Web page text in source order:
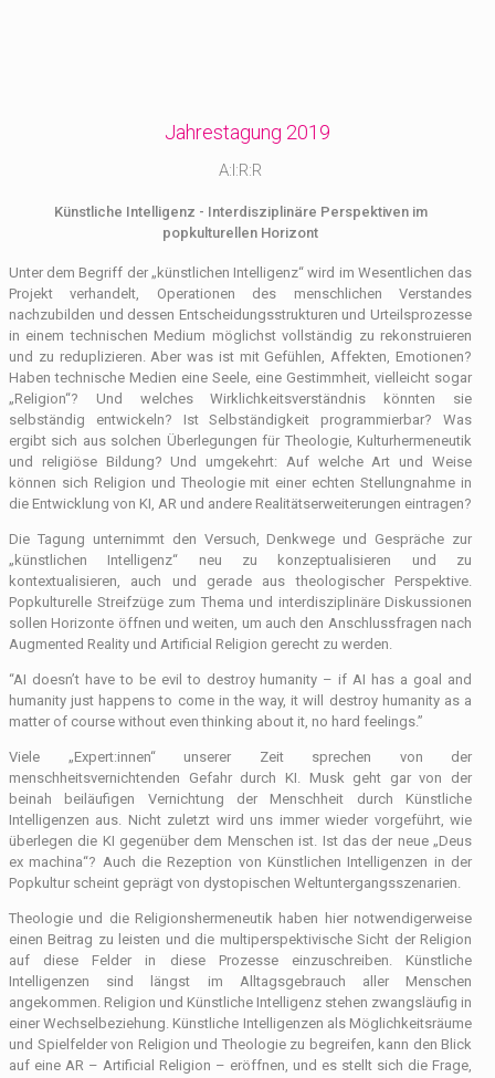
Jahrestagung 2019
A:I:R:R
Künstliche Intelligenz - Interdisziplinäre Perspektiven im
popkulturellen Horizont
Unter dem Begriff der „künstlichen Intelligenz“ wird im Wesentlichen das
Projekt verhandelt, Operationen des menschlichen Verstandes
nachzubilden und dessen Entscheidungsstrukturen und Urteilsprozesse
in einem technischen Medium möglichst vollständig zu rekonstruieren
und zu reduplizieren. Aber was ist mit Gefühlen, Affekten, Emotionen?
Haben technische Medien eine Seele, eine Gestimmheit, vielleicht sogar
„Religion“? Und welches Wirklichkeitsverständnis könnten sie
selbständig entwickeln? Ist Selbständigkeit programmierbar? Was
ergibt sich aus solchen Überlegungen für Theologie, Kulturhermeneutik
und religiöse Bildung? Und umgekehrt: Auf welche Art und Weise
können sich Religion und Theologie mit einer echten Stellungnahme in
die Entwicklung von KI, AR und andere Realitätserweiterungen eintragen?
Die Tagung unternimmt den Versuch, Denkwege und Gespräche zur
„künstlichen Intelligenz“ neu zu konzeptualisieren und zu
kontextualisieren, auch und gerade aus theologischer Perspektive.
Popkulturelle Streifzüge zum Thema und interdisziplinäre Diskussionen
sollen Horizonte öffnen und weiten, um auch den Anschlussfragen nach
Augmented Reality und Artificial Religion gerecht zu werden.
“AI doesn’t have to be evil to destroy humanity – if AI has a goal and
humanity just happens to come in the way, it will destroy humanity as a
matter of course without even thinking about it, no hard feelings.”
Viele „Expert:innen“ unserer Zeit sprechen von der
menschheitsvernichtenden Gefahr durch KI. Musk geht gar von der
beinah beiläufigen Vernichtung der Menschheit durch Künstliche
Intelligenzen aus. Nicht zuletzt wird uns immer wieder vorgeführt, wie
überlegen die KI gegenüber dem Menschen ist. Ist das der neue „Deus
ex machina“? Auch die Rezeption von Künstlichen Intelligenzen in der
Popkultur scheint geprägt von dystopischen Weltuntergangsszenarien.
Theologie und die Religionshermeneutik haben hier notwendigerweise
einen Beitrag zu leisten und die multiperspektivische Sicht der Religion
auf diese Felder in diese Prozesse einzuschreiben. Künstliche
Intelligenzen sind längst im Alltagsgebrauch aller Menschen
angekommen. Religion und Künstliche Intelligenz stehen zwangsläufig in
einer Wechselbeziehung. Künstliche Intelligenzen als Möglichkeitsräume
und Spielfelder von Religion und Theologie zu begreifen, kann den Blick
auf eine AR – Artificial Religion – eröffnen, und es stellt sich die Frage,